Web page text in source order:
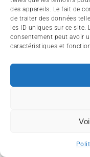
des appareils. Le fait de
de traiter des données
les ID uniques sur ce
consentement peut avoir
caractéristiques et